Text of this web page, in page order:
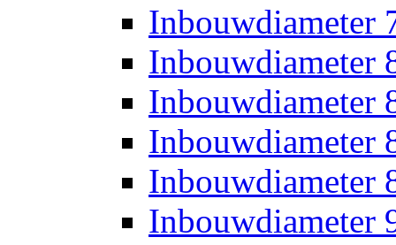
Inbouwdiameter
Inbouwdiameter
Inbouwdiameter
Inbouwdiameter
Inbouwdiameter
Inbouwdiameter